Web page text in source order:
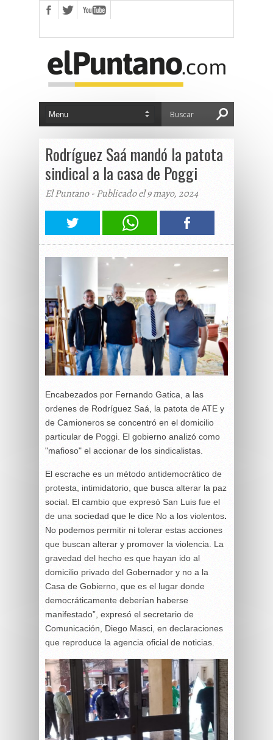
Rodríguez Saá mandó la patota
sindical a la casa de Poggi
El Puntano - Publicado el 9 mayo, 2024
Encabezados por Fernando Gatica, a las
ordenes de Rodríguez Saá, la patota de ATE y
de Camioneros se concentró en el domicilio
particular de Poggi. El gobierno analizó como
"mafioso" el accionar de los sindicalistas.
El escrache es un método antidemocrático de
protesta, intimidatorio, que busca alterar la paz
social. El cambio que expresó San Luis fue el
de una sociedad que le dice No a los violentos.
No podemos permitir ni tolerar estas acciones
que buscan alterar y promover la violencia. La
gravedad del hecho es que hayan ido al
domicilio privado del Gobernador y no a la
Casa de Gobierno, que es el lugar donde
democráticamente deberían haberse
manifestado”, expresó el secretario de
Comunicación, Diego Masci, en declaraciones
que reproduce la agencia oficial de noticias.